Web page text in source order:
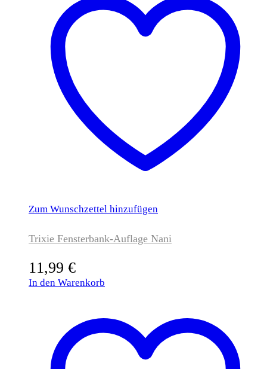
Zum Wunschzettel hinzufügen
Trixie Fensterbank-Auflage Nani
11,99 €
In den Warenkorb